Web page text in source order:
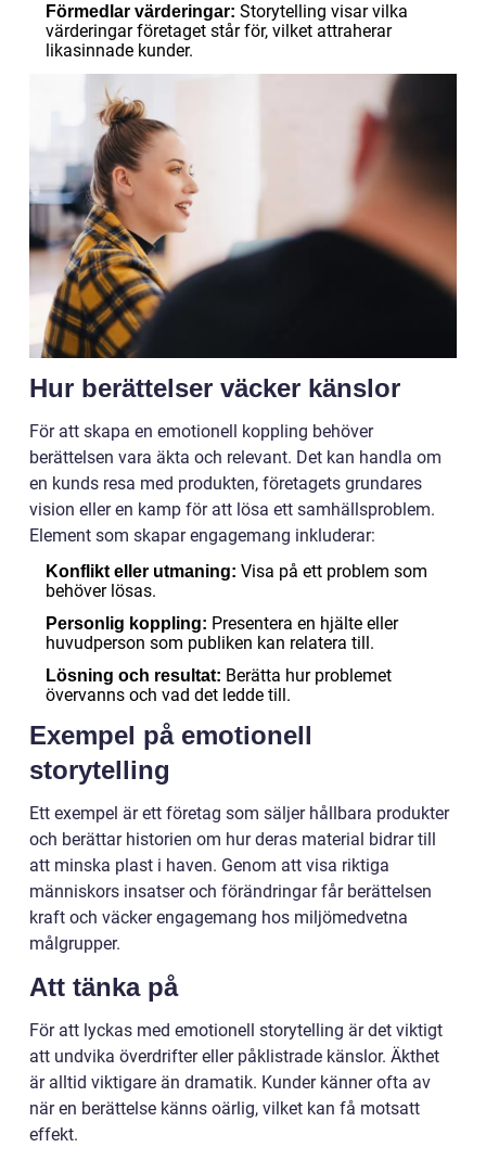
Förmedlar värderingar: Storytelling visar vilka
värderingar företaget står för, vilket attraherar
likasinnade kunder.
Hur berättelser väcker känslor
För att skapa en emotionell koppling behöver
berättelsen vara äkta och relevant. Det kan handla om
en kunds resa med produkten, företagets grundares
vision eller en kamp för att lösa ett samhällsproblem.
Element som skapar engagemang inkluderar:
Konflikt eller utmaning: Visa på ett problem som
behöver lösas.
Personlig koppling: Presentera en hjälte eller
huvudperson som publiken kan relatera till.
Lösning och resultat: Berätta hur problemet
övervanns och vad det ledde till.
Exempel på emotionell
storytelling
Ett exempel är ett företag som säljer hållbara produkter
och berättar historien om hur deras material bidrar till
att minska plast i haven. Genom att visa riktiga
människors insatser och förändringar får berättelsen
kraft och väcker engagemang hos miljömedvetna
målgrupper.
Att tänka på
För att lyckas med emotionell storytelling är det viktigt
att undvika överdrifter eller påklistrade känslor. Äkthet
är alltid viktigare än dramatik. Kunder känner ofta av
när en berättelse känns oärlig, vilket kan få motsatt
effekt.